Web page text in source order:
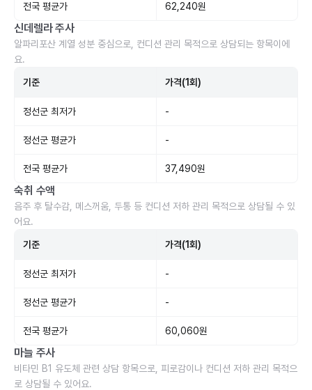
전국 평균가 62,240원
신데렐라 주사
알파리포산 계열 성분 중심으로, 컨디션 관리 목적으로 상담되는 항목이에
요.
기준 가격(1회)
정선군 최저가 -
정선군 평균가 -
전국 평균가 37,490원
숙취 수액
음주 후 탈수감, 메스꺼움, 두통 등 컨디션 저하 관리 목적으로 상담될 수 있
어요.
기준 가격(1회)
정선군 최저가 -
정선군 평균가 -
전국 평균가 60,060원
마늘 주사
비타민 B1 유도체 관련 상담 항목으로, 피로감이나 컨디션 저하 관리 목적으
로 상담될 수 있어요.